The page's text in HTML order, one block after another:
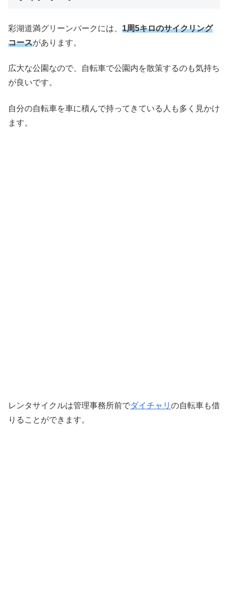
彩湖道満グリーンパークには、 1周5キロのサイクリング
コースがあります。
広大な公園なので、自転車で公園内を散策するのも気持ち
が良いです。
自分の自転車を車に積んで持ってきている人も多く見かけ
ます。
レンタサイクルは管理事務所前でダイチャリ の自転車も借
りることができます。